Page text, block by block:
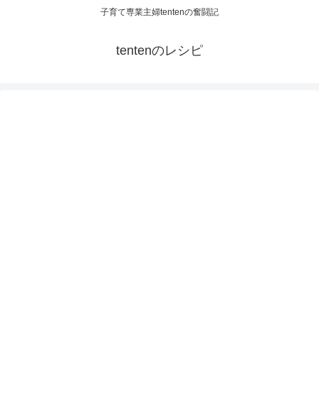
子育て専業主婦tentenの奮闘記
tentenのレシピ